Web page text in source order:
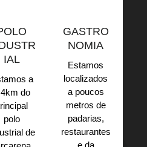
IAL
a
do
polo
de
GASTRO
NOMIA
Estamos
localizados
a poucos
metros de
padarias,
restaurantes
e da